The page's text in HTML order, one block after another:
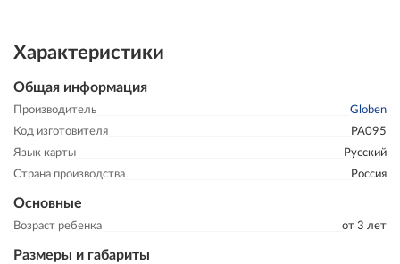
Характеристики
Общая информация
Производитель
Globen
Код изготовителя
PA095
Язык карты
Русский
Страна производства
Россия
Основные
Возраст ребенка от 3 лет
Размеры и габариты